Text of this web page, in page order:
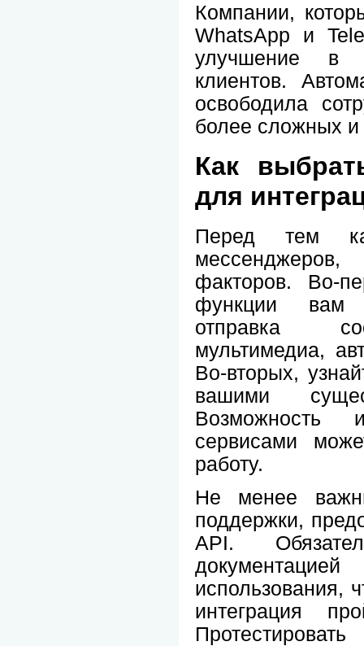
Компании,
WhatsApp и
улучшение в
клиентов.
освободила
более сложных и
Как
для
Перед тем
мессенджеров,
факторов. Во-
функции вам
отправка
мультимедиа,
Во-вторых,
вашими
Возможность
сервисами
работу.
Не менее
поддержки,
API.
использования,
интеграция